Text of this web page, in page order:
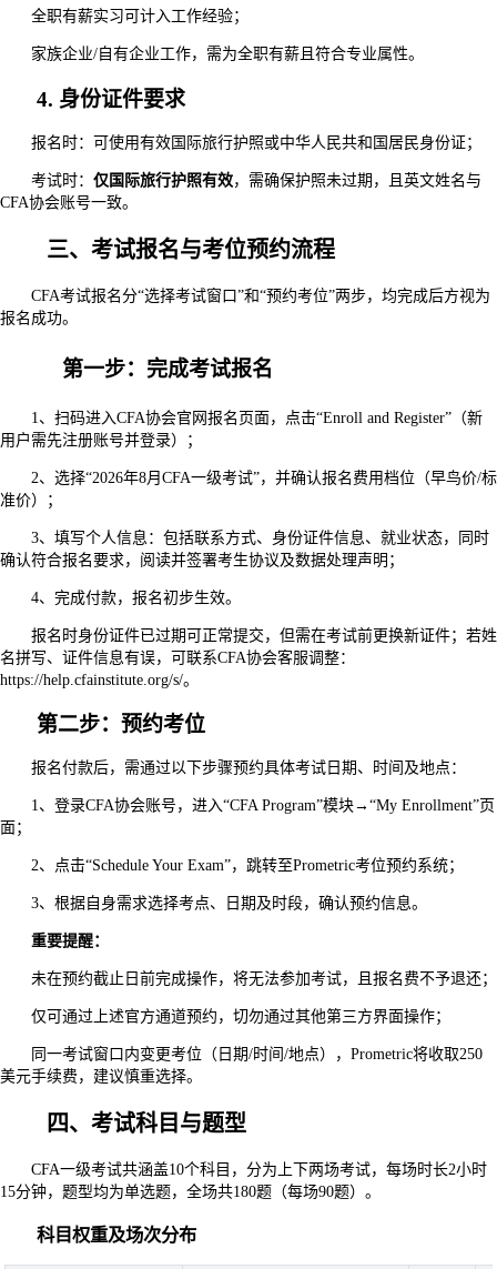
全职有薪实习可计入工作经验；
家族企业/自有企业工作，需为全职有薪且符合专业属性。
4. 身份证件要求
报名时：可使用有效国际旅行护照或中华人民共和国居民身份证；
考试时： 仅国际旅行护照有效，需确保护照未过期，且英文姓名与
CFA协会账号一致。
三、考试报名与考位预约流程
CFA考试报名分“选择考试窗口”和“预约考位”两步，均完成后方视为
报名成功。
第一步：完成考试报名
1、扫码进入CFA协会官网报名页面，点击“Enroll and Register”（新
用户需先注册账号并登录）；
2、选择“2026年8月CFA一级考试”，并确认报名费用档位（早鸟价/标
准价）；
3、填写个人信息：包括联系方式、身份证件信息、就业状态，同时
确认符合报名要求，阅读并签署考生协议及数据处理声明；
4、完成付款，报名初步生效。
报名时身份证件已过期可正常提交，但需在考试前更换新证件；若姓
名拼写、证件信息有误，可联系CFA协会客服调整：
https://help.cfainstitute.org/s/。
第二步：预约考位
报名付款后，需通过以下步骤预约具体考试日期、时间及地点：
1、登录CFA协会账号，进入“CFA Program”模块→“My Enrollment”页
面；
2、点击“Schedule Your Exam”，跳转至Prometric考位预约系统；
3、根据自身需求选择考点、日期及时段，确认预约信息。
重要提醒：
未在预约截止日前完成操作，将无法参加考试，且报名费不予退还；
仅可通过上述官方通道预约，切勿通过其他第三方界面操作；
同一考试窗口内变更考位（日期/时间/地点），Prometric将收取250
美元手续费，建议慎重选择。
四、考试科目与题型
CFA一级考试共涵盖10个科目，分为上下两场考试，每场时长2小时
15分钟，题型均为单选题，全场共180题（每场90题）。
科目权重及场次分布